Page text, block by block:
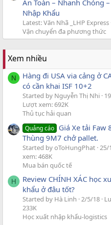
An Toàn – Nhanh Chóng
Nhập Khẩu
Latest: Văn Nhã _LHP Express
Vận chuyển đa phương thức
Xem nhiều
N
Hàng đi USA via cảng ở
có cần khai ISF 10+2
Started by Nguyễn Thị Nhi
Lượt xem: 692K
Thủ tục hải quan
Quảng cáo Giá Xe tải Faw
Thùng 9M7 chở pallet.
Started by oToHungPhat 25/
xem: 468K
Mua bán quốc tế
H
Review CHÍNH XÁC học
khẩu ở đâu tốt?
Started by Hà Linh 2/5/18
233K
Học xuất nhập khẩu-logistics